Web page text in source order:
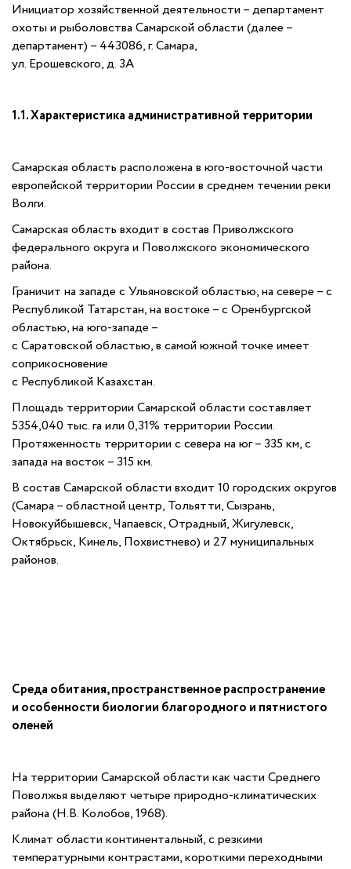
Инициатор хозяйственной деятельности – департамент
охоты и рыболовства Самарской области (далее –
департамент) – 443086, г. Самара,
ул. Ерошевского, д. 3А
1.1. Характеристика административной территории
Самарская область расположена в юго-восточной части
европейской территории России в среднем течении реки
Волги.
Самарская область входит в состав Приволжского
федерального округа и Поволжского экономического
района.
Граничит на западе с Ульяновской областью, на севере – с
Республикой Татарстан, на востоке – с Оренбургской
областью, на юго-западе –
с Саратовской областью, в самой южной точке имеет
соприкосновение
с Республикой Казахстан.
Площадь территории Самарской области составляет
5354,040 тыс. га или 0,31% территории России.
Протяженность территории с севера на юг – 335 км, с
запада на восток – 315 км.
В состав Самарской области входит 10 городских округов
(Самара – областной центр, Тольятти, Сызрань,
Новокуйбышевск, Чапаевск, Отрадный, Жигулевск,
Октябрьск, Кинель, Похвистнево) и 27 муниципальных
районов.
Среда обитания, пространственное распространение
и особенности биологии благородного и пятнистого
оленей
На территории Самарской области как части Среднего
Поволжья выделяют четыре природно-климатических
района (Н.В. Колобов, 1968).
Климат области континентальный, с резкими
температурными контрастами, короткими переходными